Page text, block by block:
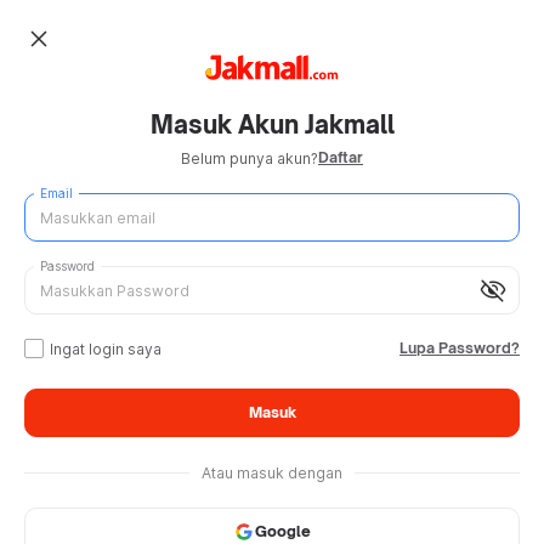
close
Masuk Akun Jakmall
Belum punya akun?Daftar
Email
visibility_off
Password
Ingat login saya Lupa Password?
Masuk
Atau masuk dengan
Google